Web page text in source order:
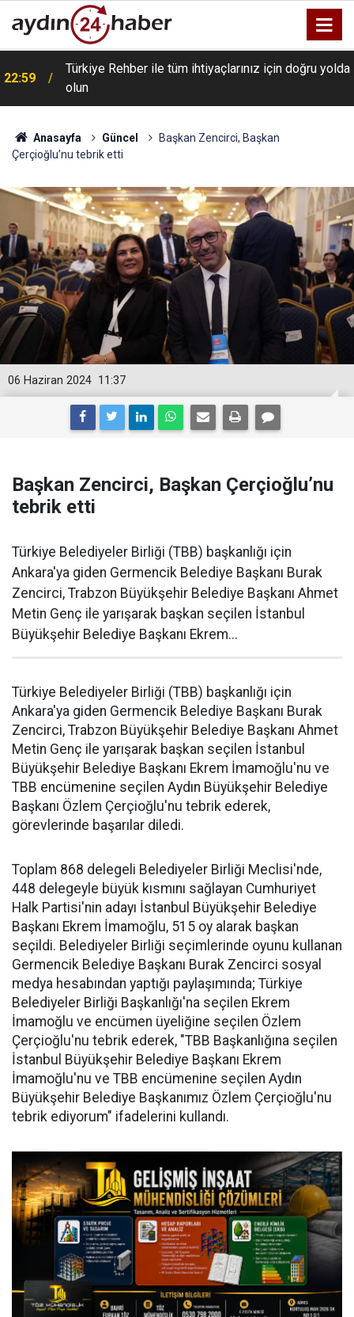
22:59
Türkiye Rehber ile tüm ihtiyaçlarınız için doğru yolda
olun
Anasayfa Güncel
Başkan Zencirci, Başkan
Çerçioğlu’nu tebrik etti
11:37
06 Haziran 2024
Başkan Zencirci, Başkan Çerçioğlu’nu
tebrik etti
Türkiye Belediyeler Birliği (TBB) başkanlığı için
Ankara'ya giden Germencik Belediye Başkanı Burak
Zencirci, Trabzon Büyükşehir Belediye Başkanı Ahmet
Metin Genç ile yarışarak başkan seçilen İstanbul
Büyükşehir Belediye Başkanı Ekrem...
Türkiye Belediyeler Birliği (TBB) başkanlığı için
Ankara'ya giden Germencik Belediye Başkanı Burak
Zencirci, Trabzon Büyükşehir Belediye Başkanı Ahmet
Metin Genç ile yarışarak başkan seçilen İstanbul
Büyükşehir Belediye Başkanı Ekrem İmamoğlu'nu ve
TBB encümenine seçilen Aydın Büyükşehir Belediye
Başkanı Özlem Çerçioğlu'nu tebrik ederek,
görevlerinde başarılar diledi.
Toplam 868 delegeli Belediyeler Birliği Meclisi'nde,
448 delegeyle büyük kısmını sağlayan Cumhuriyet
Halk Partisi'nin adayı İstanbul Büyükşehir Belediye
Başkanı Ekrem İmamoğlu, 515 oy alarak başkan
seçildi. Belediyeler Birliği seçimlerinde oyunu kullanan
Germencik Belediye Başkanı Burak Zencirci sosyal
medya hesabından yaptığı paylaşımında; Türkiye
Belediyeler Birliği Başkanlığı'na seçilen Ekrem
İmamoğlu ve encümen üyeliğine seçilen Özlem
Çerçioğlu'nu tebrik ederek, "TBB Başkanlığına seçilen
İstanbul Büyükşehir Belediye Başkanı Ekrem
İmamoğlu'nu ve TBB encümenine seçilen Aydın
Büyükşehir Belediye Başkanımız Özlem Çerçioğlu'nu
tebrik ediyorum" ifadelerini kullandı.